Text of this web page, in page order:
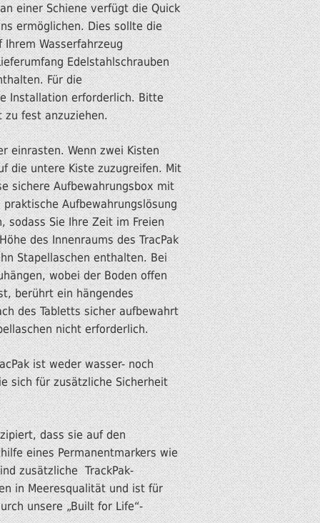
einer Schiene verfügt die Quick
ermöglichen. Dies sollte die
Wasserfahrzeug
Edelstahlschrauben
Für die
Installation erforderlich. Bitte
zu fest anzuziehen.
einrasten. Wenn zwei Kisten
die untere Kiste zuzugreifen. Mit
sichere Aufbewahrungsbox mit
Aufbewahrungslösung
sodass Sie Ihre Zeit im Freien
des Innenraums des TracPak
Stapellaschen enthalten. Bei
wobei der Boden offen
berührt ein hängendes
des Tabletts sicher aufbewahrt
nicht erforderlich.
ist weder wasser- noch
sich für zusätzliche Sicherheit
dass sie auf den
eines Permanentmarkers wie
zusätzliche TrackPak-
in Meeresqualität und ist für
unsere „Built for Life“-